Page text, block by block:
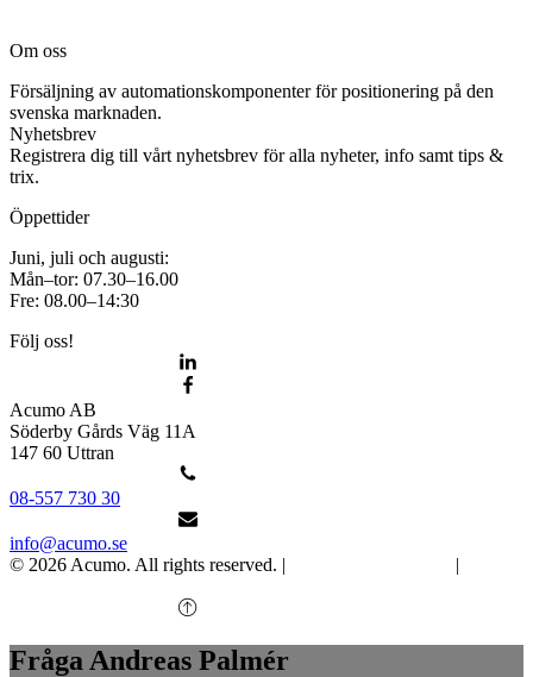
Om oss
Försäljning av automationskomponenter för positionering på den
svenska marknaden.
Nyhetsbrev
Registrera dig till vårt nyhetsbrev för alla nyheter, info samt tips &
trix.
Öppettider
Juni, juli och augusti:
Mån–tor: 07.30–16.00
Fre: 08.00–14:30
Följ oss!
Acumo AB
Söderby Gårds Väg 11A
147 60 Uttran
08-557 730 30
info@acumo.se
© 2026 Acumo. All rights reserved. |
|
Fråga Andreas Palmér